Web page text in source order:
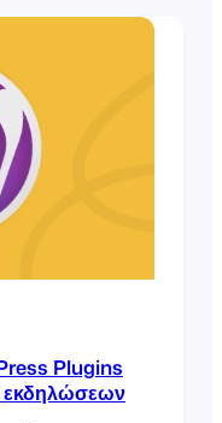
πώς να
τις
τις εισάγετε
αρχικές
Plugins
εκδηλώσεων